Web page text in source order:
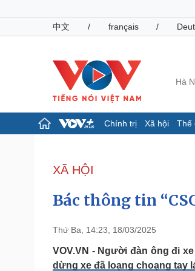
中文
/ français /
Hà
Chính trị Xã hội Thế
Đảng
Tổ chức nhân sự
Nhận diện sự thật
Dấu
Pháp luật
Vụ án
Vũ
XÃ HỘI
Bác thông tin
Thứ Ba, 14:23, 18/03/2025
VOV.VN - Người đàn ông đi
dừng xe đã loạng choạng tay